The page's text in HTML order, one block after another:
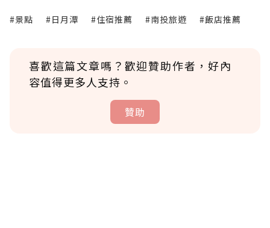
#景點 #日月潭 #住宿推薦 #南投旅遊 #飯店推薦
喜歡這篇文章嗎？歡迎贊助作者，好內
容值得更多人支持。
贊助